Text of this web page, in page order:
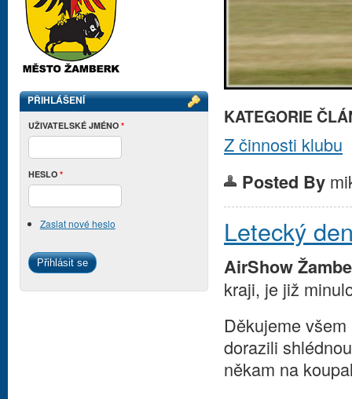
KATEGORIE
Z činnosti klubu
Posted By
Letecký
AirShow
kraji, je již
Děkujeme
dorazili
někam na
PŘIHLÁŠENÍ
UŽIVATELSKÉ JMÉNO *
HESLO *
Zaslat nové heslo